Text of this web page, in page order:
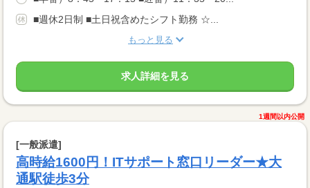
■週休2日制 ■土日祝含めたシフト勤務 ☆...
もっと見る
求人詳細を見る
1週間以内公開
[一般派遣]
高時給1600円！ITサポート窓口リーダー★大
通駅徒歩3分